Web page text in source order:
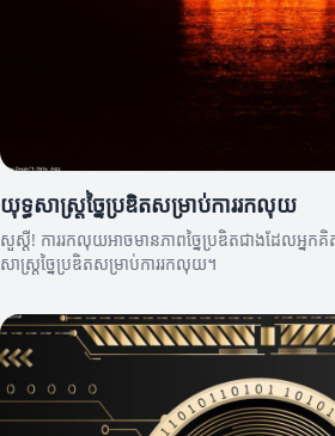
យុទ្ធសាស្ត្រច្នៃប្រឌិតសម្រាប់ការរកលុយ
សួស្តី! ការរកលុយអាចមានភាពច្នៃប្រឌិតជាងដែលអ្នកគិ
សាស្ត្រច្នៃប្រឌិតសម្រាប់ការរកលុយ។